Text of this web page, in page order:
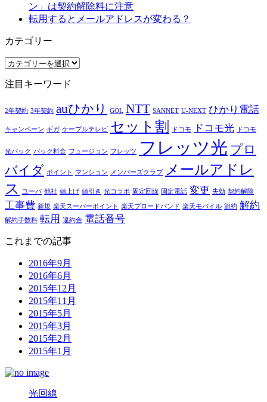
ン」は契約解除料に注意
転用するとメールアドレスが変わる？
カテゴリー
カ
ゴ
ー
注目キーワード
2年契約 3年契約 auひかり GOL NTT SANNET U-NEXT ひかり電話
キャンペーン ギガ ケーブルテレビ セット割 ドコモ ドコモ光 ドコモ
光パック パック料金 フュージョン フレッツ フレッツ光 プロ
バイダ ポイント マンション メンバーズクラブ
メールアドレ
ス
ユーパ 他社 値上げ 値引き 光コラボ 固定回線 固定電話 変更 失効 契約解除
工事費 新規 楽天スーパーポイント 楽天ブロードバンド 楽天モバイル 節約 解約
解約手数料 転用 違約金 電話番号
これまでの記事
2016年9月
2016年6月
2015年12月
2015年11月
2015年5月
2015年3月
2015年2月
2015年1月
光回線